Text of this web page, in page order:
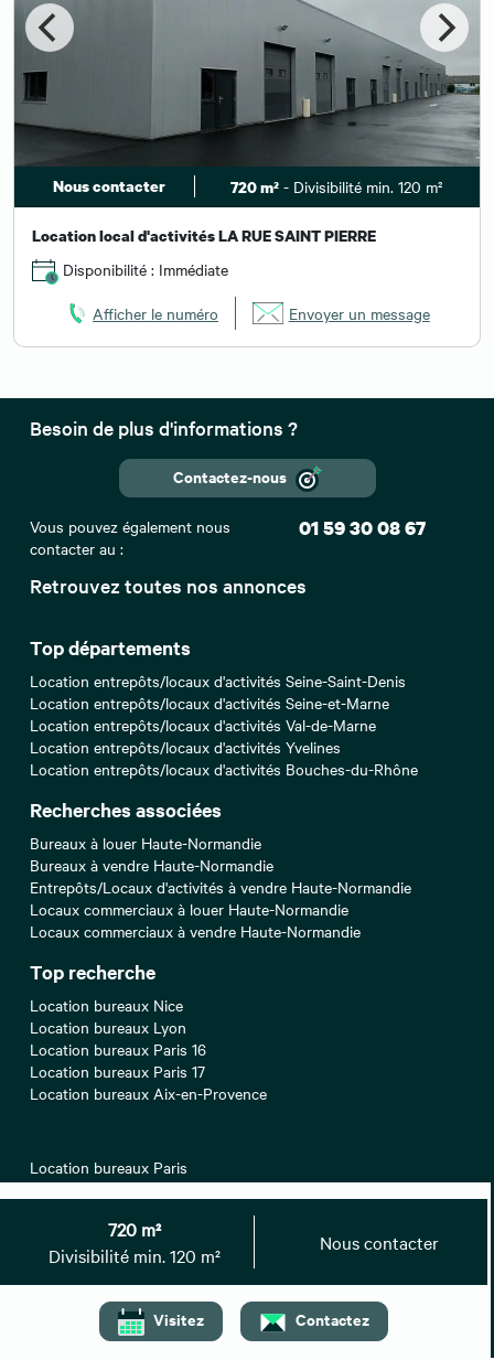
720 m²
Divisibilité min. 120 m²
Nous contacter
Visitez Contactez
Nous contacter 720 m²- Divisibilité min. 120 m²
Location local d'activités LA RUE SAINT PIERRE
Disponibilité : Immédiate
Afficher le numéro Envoyer un message
Retrouvez toutes nos annonces
Top départements
Location entrepôts/locaux d'activités Seine-Saint-Denis
Location entrepôts/locaux d'activités Seine-et-Marne
Location entrepôts/locaux d'activités Val-de-Marne
Location entrepôts/locaux d'activités Yvelines
Location entrepôts/locaux d'activités Bouches-du-Rhône
Recherches associées
Bureaux à louer Haute-Normandie
Bureaux à vendre Haute-Normandie
Entrepôts/Locaux d'activités à vendre Haute-Normandie
Locaux commerciaux à louer Haute-Normandie
Locaux commerciaux à vendre Haute-Normandie
Top recherche
Location bureaux Nice
Location bureaux Lyon
Location bureaux Paris 16
Location bureaux Paris 17
Location bureaux Aix-en-Provence
Location bureaux Paris
Location bureaux Marseille
Location bureaux Nantes
Location bureaux Paris 08
Location bureaux Lille
Besoin de plus d'informations ?
Contactez-nous
Vous pouvez également nous
contacter au :
01 59 30 08 67